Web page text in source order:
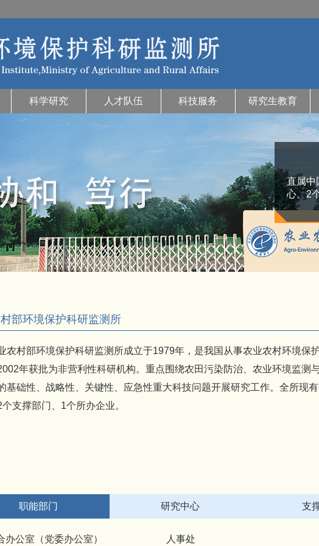
科学研究 人才队伍 科技服务 研究生教育
直属中
心、2
部环境保护科研监测所
村部环境保护科研监测所成立于1979年，是我国从事农业农村环境保
年获批为非营利性科研机构。重点围绕农田污染防治、农业环境监测
基础性、战略性、关键性、应急性重大科技问题开展研究工作。全所现
支撑部门、1个所办企业。
职能部门 研究中心 支
办公室（党委办公室） 人事处